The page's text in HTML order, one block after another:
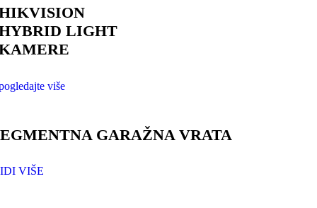
LIGHT
više
GARAŽNA VRATA
VIŠE